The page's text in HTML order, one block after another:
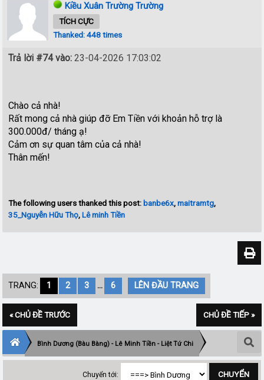
Kiều Xuân Trường Trường
TÍCH CỰC
Thanked: 448 times
Trả lời #74 vào: 23-04-2026 17:03:02
Chào cả nhà!
Rất mong cả nhà giúp đỡ Em Tiền với khoản hỗ trợ là
300.000đ/ tháng ạ!
Cảm ơn sự quan tâm của cả nhà!
Thân mến!
The following users thanked this post: banbe6x,maitramtg,
35_Nguyễn Hữu Thọ,Lê minh Tiền
TRANG: 1 2 3 ... 6 LÊN ĐẦU TRANG
« CHỦ ĐỀ TRƯỚC CHỦ ĐỀ TIẾP »
Bình Dương (Bàu Bàng) - Lê Minh Tiền - Liệt Tứ Chi
Chuyển tới: